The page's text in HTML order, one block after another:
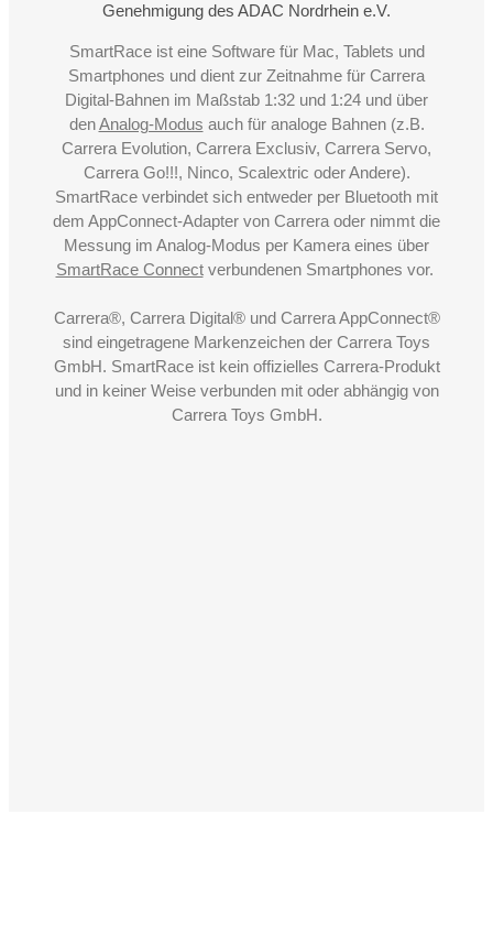
Genehmigung des ADAC Nordrhein e.V.
SmartRace ist eine Software für Mac, Tablets und
Smartphones und dient zur Zeitnahme für Carrera
Digital-Bahnen im Maßstab 1:32 und 1:24 und über
denAnalog-Modus auch für analoge Bahnen (z.B.
Carrera Evolution, Carrera Exclusiv, Carrera Servo,
Carrera Go!!!, Ninco, Scalextric oder Andere).
SmartRace verbindet sich entweder per Bluetooth mit
dem AppConnect-Adapter von Carrera oder nimmt die
Messung im Analog-Modus per Kamera eines über
SmartRace Connectverbundenen Smartphones vor.
Carrera®, Carrera Digital® und Carrera AppConnect®
sind eingetragene Markenzeichen der Carrera Toys
GmbH. SmartRace ist kein offizielles Carrera-Produkt
und in keiner Weise verbunden mit oder abhängig von
Carrera Toys GmbH.